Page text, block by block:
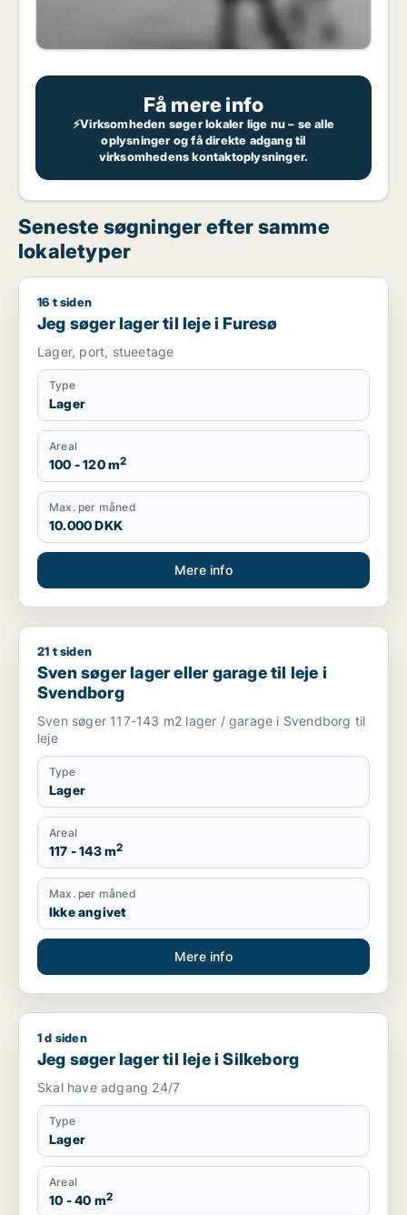
Få mere info
⚡Virksomheden søger lokaler lige nu – se alle
oplysninger og få direkte adgang til
virksomhedens kontaktoplysninger.
Seneste søgninger efter samme
lokaletyper
Jeg søger lager til leje i Furesø
16 t siden
Jeg søger lager til leje i Furesø
Lager, port, stueetage
Type
Lager
Areal
100 - 120 m2
Max. per måned
10.000 DKK
Mere info
Sven søger lager eller garage til leje i Svendborg
21 t siden
Sven søger lager eller garage til leje i
Svendborg
Sven søger 117-143 m2 lager / garage i Svendborg til
leje
Type
Lager
Areal
117 - 143 m2
Max. per måned
Ikke angivet
Mere info
Jeg søger lager til leje i Silkeborg
1 d siden
Jeg søger lager til leje i Silkeborg
Skal have adgang 24/7
Type
Lager
Areal
10 - 40 m2